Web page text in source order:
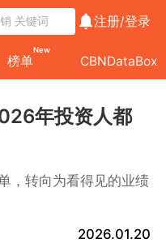
注册/登录
榜单
New
CBNDataBox
年投资人都
，转向为看得见的业绩
2026.01.20